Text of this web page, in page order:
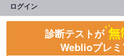
ログイン
診断テストが 無
Weblioプレ